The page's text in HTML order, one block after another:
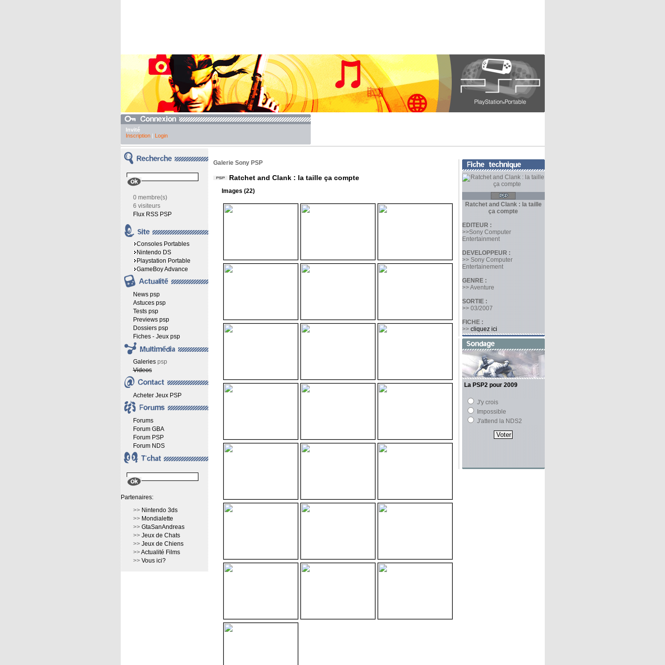
Invité
Inscription| Login
0 membre(s)
6 visiteurs
Flux RSS PSP
Consoles Portables
Nintendo DS
Playstation Portable
GameBoy Advance
News psp
Astuces psp
Tests psp
Previews psp
Dossiers psp
Fiches - Jeux psp
Galeriespsp
Videos
Acheter Jeux PSP
Forums
Forum GBA
Forum PSP
Forum NDS
Partenaires:
>> Nintendo 3ds
>> Mondialette
>> GtaSanAndreas
>> Jeux de Chats
>> Jeux de Chiens
>>Actualité Films
>> Vous ici?
Galerie Sony PSP
Ratchet and Clank : la taille ça compte
Images (22)
Ratchet and Clank : la taille
ça compte
EDITEUR :
>>Sony Computer
Entertainment
DEVELOPPEUR :
>> Sony Computer
Entertainement
GENRE :
>> Aventure
SORTIE :
>> 03/2007
FICHE :
>> cliquez ici
La PSP2 pour 2009
J'y crois
Impossible
J'attend la NDS2